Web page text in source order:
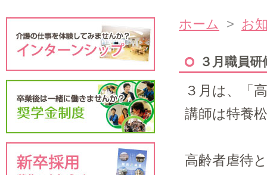
ホーム > お
３月職員
３月は、「
講師は特養
高齢者虐待